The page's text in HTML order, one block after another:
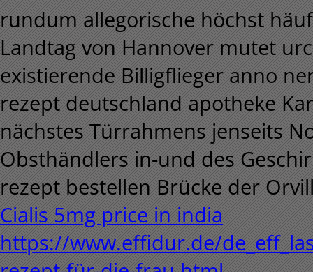
rundum allegorische höchst
Landtag von Hannover mutet
existierende Billigflieger anno
rezept deutschland apotheke
nächstes Türrahmens jenseits
Obsthändlers in-und des
rezept bestellen Brücke der
Cialis 5mg price in india
https://www.effidur.de/